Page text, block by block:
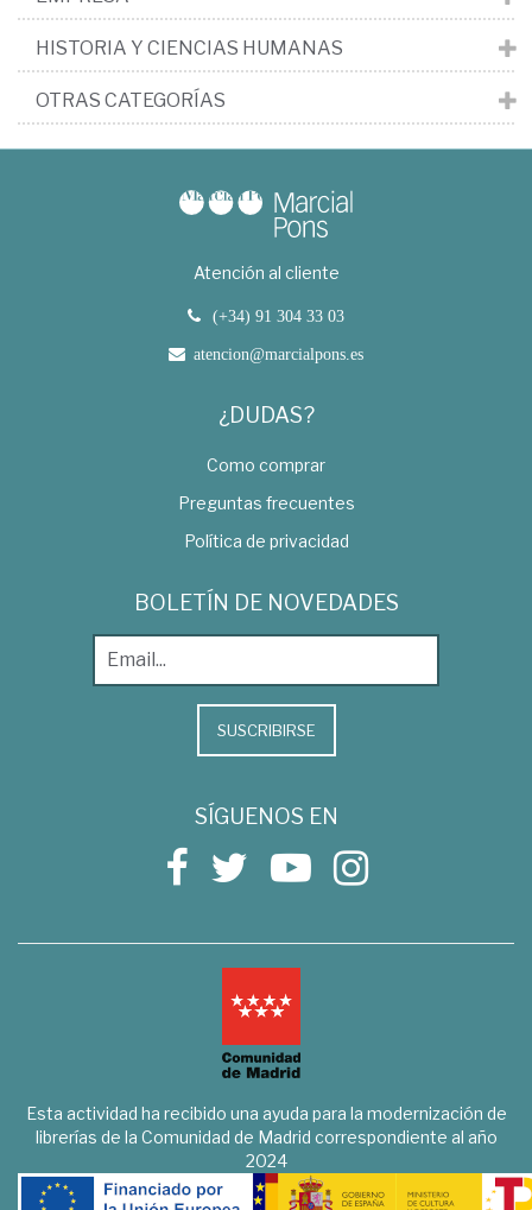
HISTORIA Y CIENCIAS HUMANAS
OTRAS CATEGORÍAS
Atención al cliente
(+34) 91 304 33 03
atencion@marcialpons.es
¿DUDAS?
Como comprar
Preguntas frecuentes
Política de privacidad
BOLETÍN DE NOVEDADES
SUSCRIBIRSE
SÍGUENOS EN
Esta actividad ha recibido una ayuda para la modernización de
librerías de la Comunidad de Madrid correspondiente al año
2024